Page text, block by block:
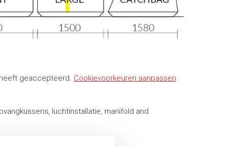
geaccepteerd. Cookievoorkeuren aanpassen
luchtinstallatie, manifold and